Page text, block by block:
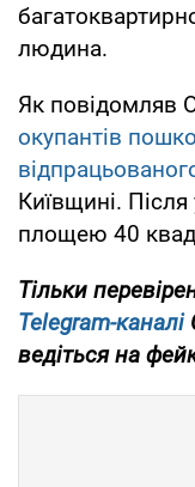
людина.
Як повідомляв
окупантів
Київщині.
площею 40
Тільки
Telegram-каналі
ведіться на